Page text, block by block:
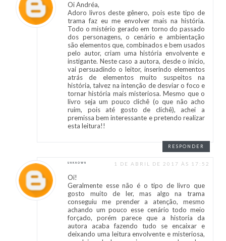
Oi Andréa,
Adoro livros deste gênero, pois este tipo de
trama faz eu me envolver mais na história.
Todo o mistério gerado em torno do passado
dos personagens, o cenário e ambientação
são elementos que, combinados e bem usados
pelo autor, criam uma história envolvente e
instigante. Neste caso a autora, desde o início,
vai persuadindo o leitor, inserindo elementos
atrás de elementos muito suspeitos na
história, talvez na intenção de desviar o foco e
tornar história mais misteriosa. Mesmo que o
livro seja um pouco clichê (o que não acho
ruim, pois até gosto de clichê), achei a
premissa bem interessante e pretendo realizar
esta leitura!!
RESPONDER
UNKNOWN 1 DE ABRIL DE 2017 ÀS 17:52
Oi!
Geralmente esse não é o tipo de livro que
gosto muito de ler, mas algo na trama
conseguiu me prender a atenção, mesmo
achando um pouco esse cenário todo meio
forçado, porém parece que a historia da
autora acaba fazendo tudo se encaixar e
deixando uma leitura envolvente e misteriosa,